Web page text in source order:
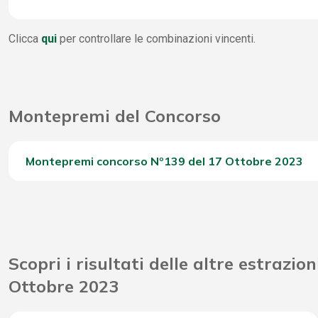
3 Stella
1 Stella
0 Stella
Clicca qui per controllare le combinazioni vincenti.
Montepremi del Concorso
Montepremi concorso Nº139 del 17 Ottobre 2023
Attribuzione da D.D: 2011/49938/Giochi/Ena del 16/12/
Scopri i risultati delle altre
Ottobre 2023